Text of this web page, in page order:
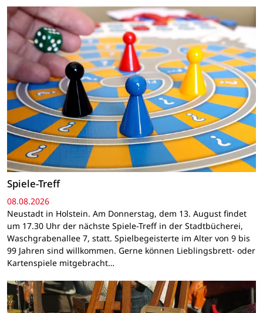
Spiele-Treff
08.08.2026
Neustadt in Holstein. Am Donnerstag, dem 13. August findet
um 17.30 Uhr der nächste Spiele-Treff in der Stadtbücherei,
Waschgrabenallee 7, statt. Spielbegeisterte im Alter von 9 bis
99 Jahren sind willkommen. Gerne können Lieblingsbrett- oder
Kartenspiele mitgebracht…